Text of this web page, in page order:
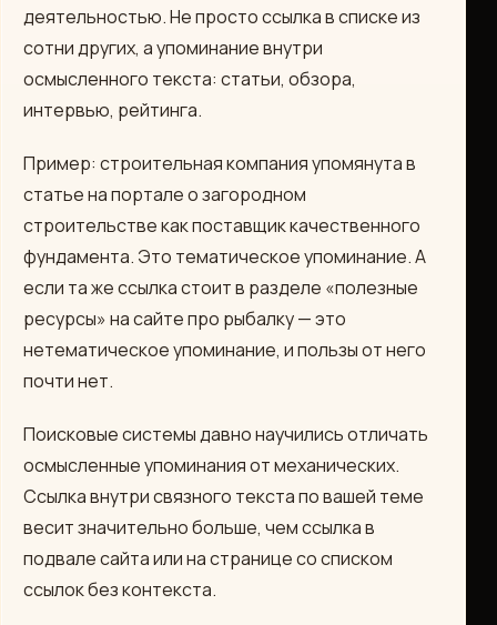
деятельностью. Не просто ссылка в списке из
сотни других, а упоминание внутри
осмысленного текста: статьи, обзора,
интервью, рейтинга.
Пример: строительная компания упомянута в
статье на портале о загородном
строительстве как поставщик качественного
фундамента. Это тематическое упоминание. А
если та же ссылка стоит в разделе «полезные
ресурсы» на сайте про рыбалку — это
нетематическое упоминание, и пользы от него
почти нет.
Поисковые системы давно научились отличать
осмысленные упоминания от механических.
Ссылка внутри связного текста по вашей теме
весит значительно больше, чем ссылка в
подвале сайта или на странице со списком
ссылок без контекста.